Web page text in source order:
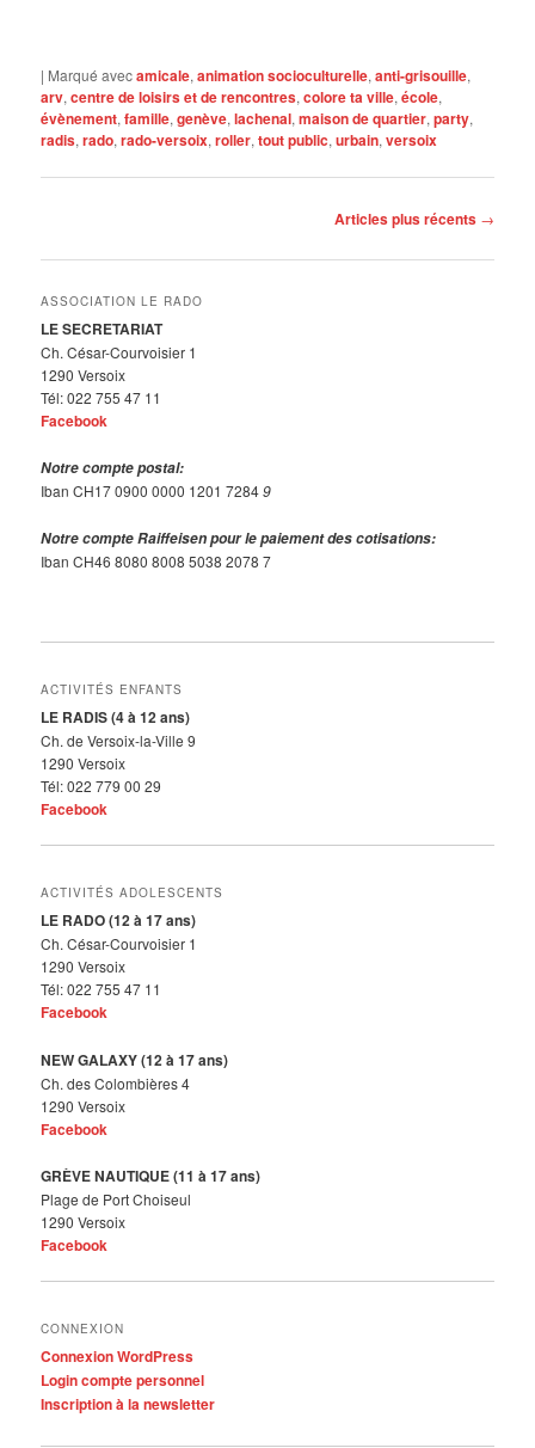
| Marqué avecamicale,animation socioculturelle,anti-grisouille,
arv,centre de loisirs et de rencontres,colore ta ville,école,
évènement,famille,genève,lachenal,maison de quartier,party,
radis,rado,rado-versoix,roller,tout public,urbain,versoix
articles
Articles plus récents →
ASSOCIATION LE RADO
LE SECRETARIAT
Ch. César-Courvoisier 1
1290 Versoix
Tél: 022 755 47 11
Facebook
Notre compte postal:
Iban CH17 0900 0000 1201 72849
Notre compte Raiffeisen pour le paiement des cotisations:
Iban CH46 8080 8008 5038 2078 7
ACTIVITÉS ENFANTS
LE RADIS (4 à 12 ans)
Ch. de Versoix-la-Ville 9
1290 Versoix
Tél: 022 779 00 29
Facebook
ACTIVITÉS ADOLESCENTS
LE RADO (12 à 17 ans)
Ch. César-Courvoisier 1
1290 Versoix
Tél: 022 755 47 11
Facebook
NEW GALAXY (12 à 17 ans)
Ch. des Colombières 4
1290 Versoix
Facebook
GRÈVE NAUTIQUE (11 à 17 ans)
Plage de Port Choiseul
1290 Versoix
Facebook
CONNEXION
Connexion WordPress
Login compte personnel
Inscription à la newsletter